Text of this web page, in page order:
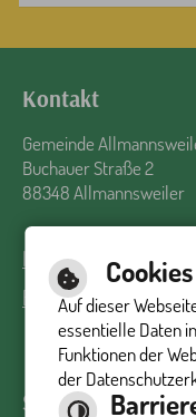
Kontakt
Gemeinde
Buchauer Straße 2
88348 Allmannsweiler
Impressum Inhalt
Barrierefreie Ansicht
Sprechzeiten
Cookies
Auf dieser
essentielle Daten
Funktionen der
der